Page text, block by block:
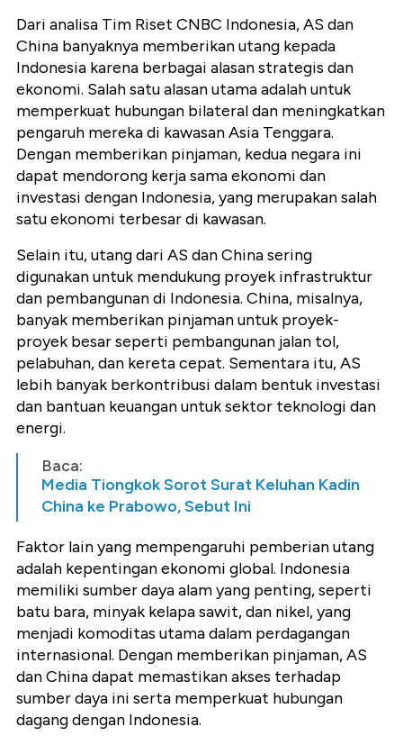
Dari analisa Tim Riset CNBC Indonesia, AS dan
China banyaknya memberikan utang kepada
Indonesia karena berbagai alasan strategis dan
ekonomi. Salah satu alasan utama adalah untuk
memperkuat hubungan bilateral dan meningkatkan
pengaruh mereka di kawasan Asia Tenggara.
Dengan memberikan pinjaman, kedua negara ini
dapat mendorong kerja sama ekonomi dan
investasi dengan Indonesia, yang merupakan salah
satu ekonomi terbesar di kawasan.
Selain itu, utang dari AS dan China sering
digunakan untuk mendukung proyek infrastruktur
dan pembangunan di Indonesia. China, misalnya,
banyak memberikan pinjaman untuk proyek-
proyek besar seperti pembangunan jalan tol,
pelabuhan, dan kereta cepat. Sementara itu, AS
lebih banyak berkontribusi dalam bentuk investasi
dan bantuan keuangan untuk sektor teknologi dan
energi.
Baca:
Media Tiongkok Sorot Surat Keluhan Kadin
China ke Prabowo, Sebut Ini
Faktor lain yang mempengaruhi pemberian utang
adalah kepentingan ekonomi global. Indonesia
memiliki sumber daya alam yang penting, seperti
batu bara, minyak kelapa sawit, dan nikel, yang
menjadi komoditas utama dalam perdagangan
internasional. Dengan memberikan pinjaman, AS
dan China dapat memastikan akses terhadap
sumber daya ini serta memperkuat hubungan
dagang dengan Indonesia.